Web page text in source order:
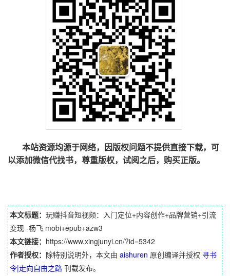
本站资源均源于网络，因版权问题不提供直接下载，可
以添加微信代找书，尊重版权，试阅之后，购买正版。
本文标题： 玩赚抖音短视频：入门定位+内容创作+品牌营销+引流
变现 -杨飞 mobi+epub+azw3
本文链接： https://www.xingjunyi.cn/?id=5342
作者授权： 除特别说明外，本文由 aishuren 原创编译并授权 寻书
令|走向自由之路 刊载发布。